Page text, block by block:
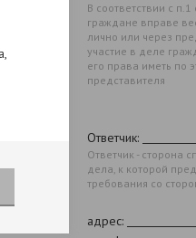
В соответствии с
граждане вправе
лично или через
участие в деле
его права иметь по
представителя
Ответчик:
Ответчик - сторона
дела, к которой
требования со
адрес: